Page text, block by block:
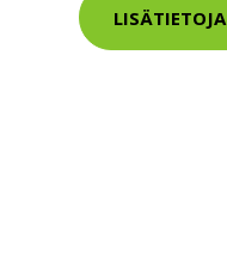
LISÄTIETOJA